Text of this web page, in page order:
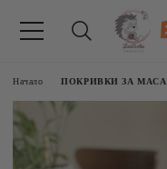
Начало ПОКРИВКИ ЗА МАСА